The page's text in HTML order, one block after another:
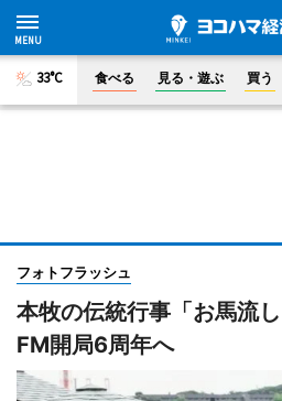
33°C 食べる 見る・遊ぶ 買う
フォトフラッシュ
本牧の伝統行事「お馬流
FM開局6周年へ